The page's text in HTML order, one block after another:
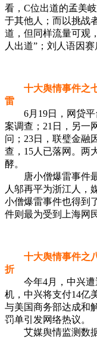
看，C位出道的孟美
于其他人；而以挑战
道，但同样流量可观
人出道”；刘人语因
十大舆情事件之七
雷
6月19日，网贷平
案调查；21日，另一
问；23日，联璧金融
查，15人已落网。两
酵。
唐小僧爆雷事件最
人邬再平为浙江人，
小僧爆雷事件也得到
件则最为受到上海网
十大舆情事件之八
折
今年4月，中兴遭
机，中兴将支付14亿
与美国商务部达成和
罚单引发网络热议
艾媒舆情监测数据